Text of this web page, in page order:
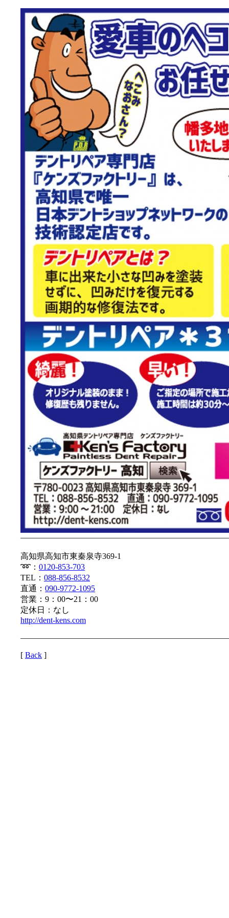
高知県高知市東秦泉寺369-1
➿： 0120-853-703
TEL： 088-856-8532
直通： 090-9772-1095
営業：9：00〜21：00
定休日：なし
http://dent-kens.com
[ Back ]